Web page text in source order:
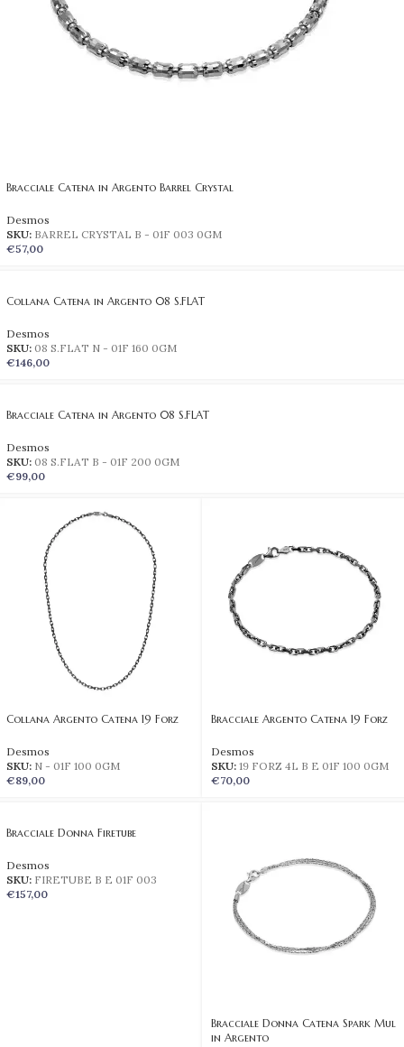
Bracciale Catena in Argento Barrel Crystal
Desmos
SKU: BARREL CRYSTAL B - 01F 003 0GM
€57,00
Collana Catena in Argento 08 S.FLAT
Desmos
SKU: 08 S.FLAT N - 01F 160 0GM
€146,00
Bracciale Catena in Argento 08 S.FLAT
Desmos
SKU: 08 S.FLAT B - 01F 200 0GM
€99,00
Collana Argento Catena 19 Forz
Desmos
SKU: N - 01F 100 0GM
€89,00
Bracciale Argento Catena 19 Forz
Desmos
SKU: 19 FORZ 4L B E 01F 100 0GM
€70,00
Bracciale Donna Firetube
Desmos
SKU: FIRETUBE B E 01F 003
€157,00
Bracciale Donna Catena Spark Mul
in Argento